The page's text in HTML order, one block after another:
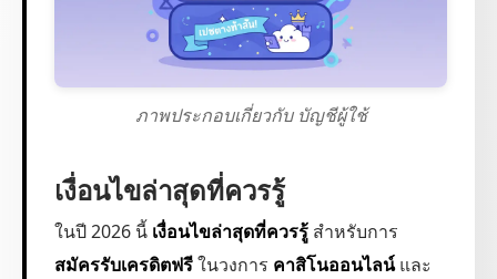
ภาพประกอบเกี่ยวกับ บัญชีผู้ใช้
เงื่อนไขล่าสุดที่ควรรู้
ในปี 2026 นี้ เงื่อนไขล่าสุดที่ควรรู้ สำหรับการ
สมัครรับเครดิตฟรีในวงการ คาสิโนออนไลน์และ